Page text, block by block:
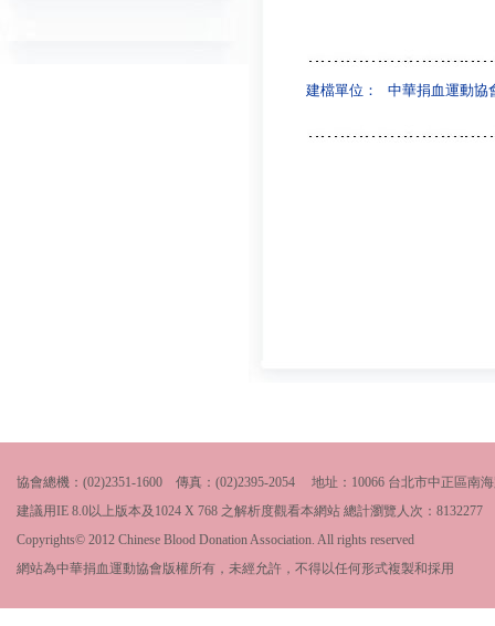
建檔單位： 中華捐血運動協
協會總機：(02)2351-1600 傳真：(02)2395-2054 地址：10066 台北市中正區南
建議用IE 8.0以上版本及1024 X 768 之解析度觀看本網站 總計瀏覽人次： 8132277
Copyrights© 2012 Chinese Blood Donation Association. All rights reserved
網站為中華捐血運動協會版權所有，未經允許，不得以任何形式複製和採用